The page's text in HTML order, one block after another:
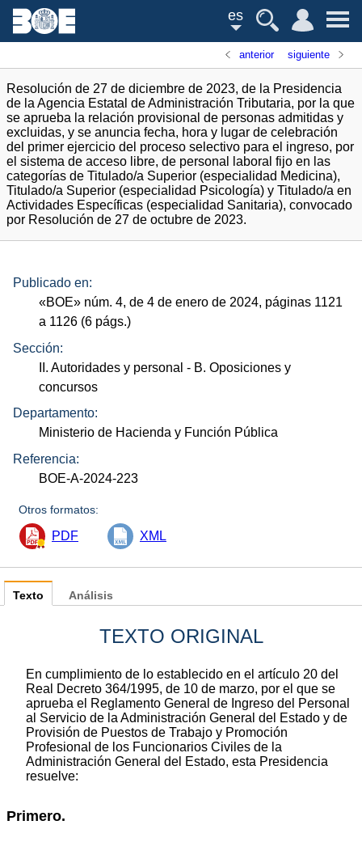
es
anterior siguiente
Resolución de 27 de diciembre de 2023, de la Presidencia
de la Agencia Estatal de Administración Tributaria, por la que
se aprueba la relación provisional de personas admitidas y
excluidas, y se anuncia fecha, hora y lugar de celebración
del primer ejercicio del proceso selectivo para el ingreso, por
el sistema de acceso libre, de personal laboral fijo en las
categorías de Titulado/a Superior (especialidad Medicina),
Titulado/a Superior (especialidad Psicología) y Titulado/a en
Actividades Específicas (especialidad Sanitaria), convocado
por Resolución de 27 de octubre de 2023.
Publicado en:
«BOE» núm. 4, de 4 de enero de 2024, páginas 1121
a 1126 (6 págs.)
Sección:
II. Autoridades y personal - B. Oposiciones y
concursos
Departamento:
Ministerio de Hacienda y Función Pública
Referencia:
BOE-A-2024-223
Otros formatos:
PDF XML
Texto
TEXTO ORIGINAL
En cumplimiento de lo establecido en el artículo 20 del
Real Decreto 364/1995, de 10 de marzo, por el que se
aprueba el Reglamento General de Ingreso del Personal
al Servicio de la Administración General del Estado y de
Provisión de Puestos de Trabajo y Promoción
Profesional de los Funcionarios Civiles de la
Administración General del Estado, esta Presidencia
resuelve:
Primero.
Análisis